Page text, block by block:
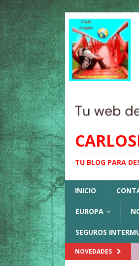
TU BLOG PARA
INICIO
EUROPA
SEGUROS
NOVEDADES